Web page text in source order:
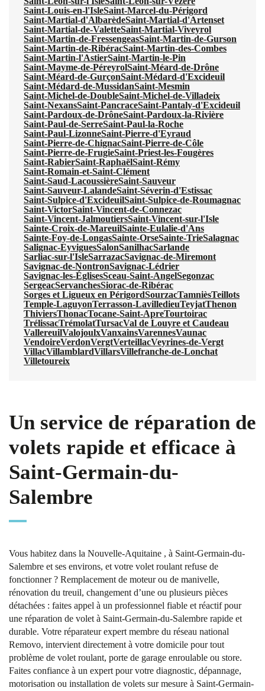
Saint-Louis-en-l'IsleSaint-Marcel-du-Périgord
Saint-Martial-d'AlbarèdeSaint-Martial-d'Artenset
Saint-Martial-de-ValetteSaint-Martial-Viveyrol
Saint-Martin-de-FressengeasSaint-Martin-de-Gurson
Saint-Martin-de-RibéracSaint-Martin-des-Combes
Saint-Martin-l'AstierSaint-Martin-le-Pin
Saint-Mayme-de-PéreyrolSaint-Méard-de-Drône
Saint-Méard-de-GurçonSaint-Médard-d'Excideuil
Saint-Médard-de-MussidanSaint-Mesmin
Saint-Michel-de-DoubleSaint-Michel-de-Villadeix
Saint-NexansSaint-PancraceSaint-Pantaly-d'Excideuil
Saint-Pardoux-de-DrôneSaint-Pardoux-la-Rivière
Saint-Paul-de-SerreSaint-Paul-la-Roche
Saint-Paul-LizonneSaint-Pierre-d'Eyraud
Saint-Pierre-de-ChignacSaint-Pierre-de-Côle
Saint-Pierre-de-FrugieSaint-Priest-les-Fougères
Saint-RabierSaint-RaphaëlSaint-Rémy
Saint-Romain-et-Saint-Clément
Saint-Saud-LacoussièreSaint-Sauveur
Saint-Sauveur-LalandeSaint-Séverin-d'Estissac
Saint-Sulpice-d'ExcideuilSaint-Sulpice-de-Roumagnac
Saint-VictorSaint-Vincent-de-Connezac
Saint-Vincent-JalmoutiersSaint-Vincent-sur-l'Isle
Sainte-Croix-de-MareuilSainte-Eulalie-d'Ans
Sainte-Foy-de-LongasSainte-OrseSainte-TrieSalagnac
Salignac-EyviguesSalonSanilhacSarlande
Sarliac-sur-l'IsleSarrazacSavignac-de-Miremont
Savignac-de-NontronSavignac-Lédrier
Savignac-les-ÉglisesSceau-Saint-AngelSegonzac
SergeacServanchesSiorac-de-Ribérac
Sorges et Ligueux en PérigordSourzacTamnièsTeillots
Temple-LaguyonTerrasson-LavilledieuTeyjatThenon
ThiviersThonacTocane-Saint-ApreTourtoirac
TrélissacTrémolatTursacVal de Louyre et Caudeau
VallereuilValojoulxVanxainsVarennesVaunac
VendoireVerdonVergtVerteillacVeyrines-de-Vergt
VillacVillamblardVillarsVillefranche-de-Lonchat
Villetoureix
Un service de réparation de
volets rapide et efficace à
Saint-Germain-du-
Salembre
Vous habitez dans la Nouvelle-Aquitaine , à Saint-Germain-du-
Salembre et ses environs, et votre volet roulant refuse de
fonctionner ? Remplacement de moteur ou de manivelle,
rénovation du treuil, changement d’une ou plusieurs pièces
détachées : faites appel à un professionnel fiable et réactif pour
une réparation de volet à Saint-Germain-du-Salembre rapide et
durable. Votre réparateur expert membre du réseau national
Removo, intervient directement à votre domicile pour tout
problème de volet roulant, porte de garage enroulable ou store.
Faites confiance à un expert pour votre diagnostic, dépannage,
motorisation ou installation de volets sur mesure à Saint-Germain-